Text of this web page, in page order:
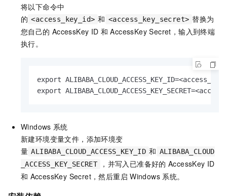
将以下命令中
的 <access_key_id> 和 <access_key_secret> 替换为
您自己的 AccessKey ID 和 AccessKey Secret，输入到终端
执行。
export
export
Windows 系统
新建环境变量文件，添加环境变
量 ALIBABA_CLOUD_ACCESS_KEY_ID 和 ALIBABA_CLOUD
_ACCESS_KEY_SECRET
，并写入已准备好的 AccessKey ID
和 AccessKey Secret，然后重启 Windows 系统。